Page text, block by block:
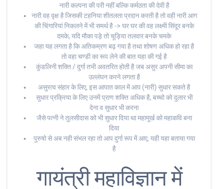
नारी कल्पना की परी नहीं बल्कि कर्मठता की देवी है
नारी वह वृक्ष है जिसकी टहनिया शीतलता प्रदान करती है तो वही नारी आग
की चिंगारियां निकलने में भी समर्थ है -> घर घर की वह लक्ष्मी सिंदूर बनके
दमके, यदि मौका पड़े तो चूड़िया तलवार बनके चमके
जहा यह लगता है कि अतिकम्रण बढ़ गया है तथा शोषण अधिक हो रहा है
तो वहा चण्डी का रूप लेने की बात यहा की गई है
कुंडलिनी शक्ति / दुर्गा तभी अवतरित होती है जब असुर अपनी सीमा का
उल्लंघन करने लगता है
असुरत्व संहार के लिए, इस आपात काल में आप (नारी) सुधार सकते है
सुधार प्रक्रिया के लिए उनमें प्राण शक्ति अधिक है, बच्चो को दुलार भी
देना व सुधार भी करना
जैसे पत्नी ने तुलसीदास को भी सुधार दिया था महामूर्ख को महाकवि बना
दिया
पुरुषो से अब नही संभल रहा तो आप दुर्गा रूप में आए, यही यहा बताया गया
है
गायंत्री महाविज्ञान में